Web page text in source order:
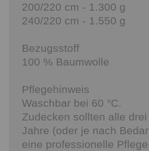
200/220 cm - 1.300 g
240/220 cm - 1.550 g
Bezugsstoff
100 % Baumwolle
Pflegehinweis
Waschbar bei 60 °C.
Zudecken sollten alle
Jahre (oder je nach
eine professionelle Pflege